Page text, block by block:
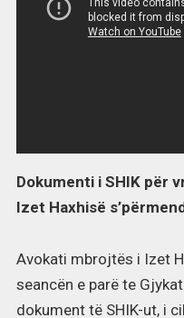
Dokumenti i SHIK për
Izet Haxhisë
Avokati mbrojtës i Izet
seancën e parë te
dokument të SHIK-ut, i